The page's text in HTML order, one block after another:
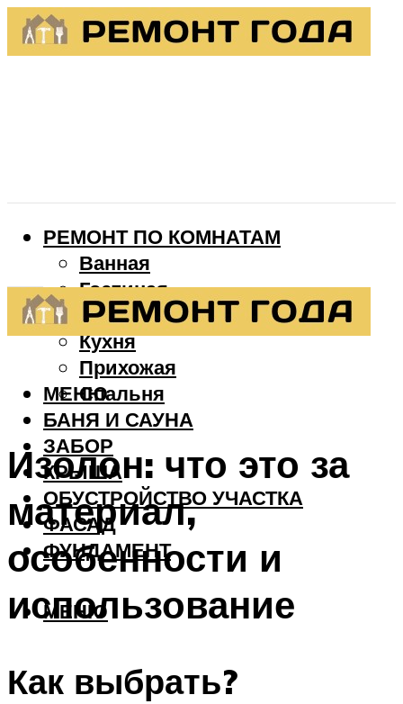
РЕМОНТ ПО КОМНАТАМ
Ванная
Гостиная
Детская
Кухня
Прихожая
Спальня
БАНЯ И САУНА
ЗАБОР
КРЫША
ОБУСТРОЙСТВО УЧАСТКА
ФАСАД
ФУНДАМЕНТ
МЕНЮ
МЕНЮ
Изолон: что это за
материал,
особенности и
использование
Как выбрать?